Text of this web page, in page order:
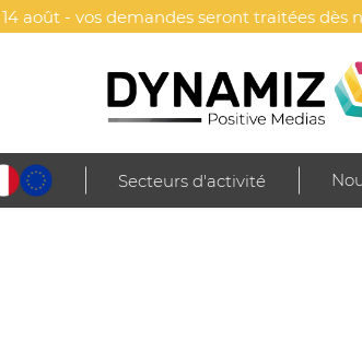
août - vos demandes seront traitées dès
Secteurs d'activité